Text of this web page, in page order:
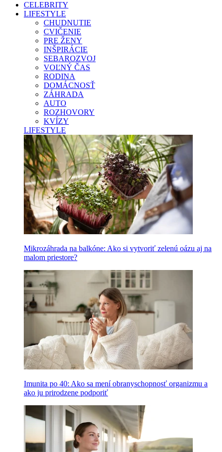
CELEBRITY
LIFESTYLE
CHUDNUTIE
CVIČENIE
PRE ŽENY
INŠPIRÁCIE
SEBAROZVOJ
VOĽNÝ ČAS
RODINA
DOMÁCNOSŤ
ZÁHRADA
AUTO
ROZHOVORY
KVÍZY
LIFESTYLE
Mikrozáhrada na balkóne: Ako si vytvoriť zelenú oázu aj na
malom priestore?
Imunita po 40: Ako sa mení obranyschopnosť organizmu a
ako ju prirodzene podporiť